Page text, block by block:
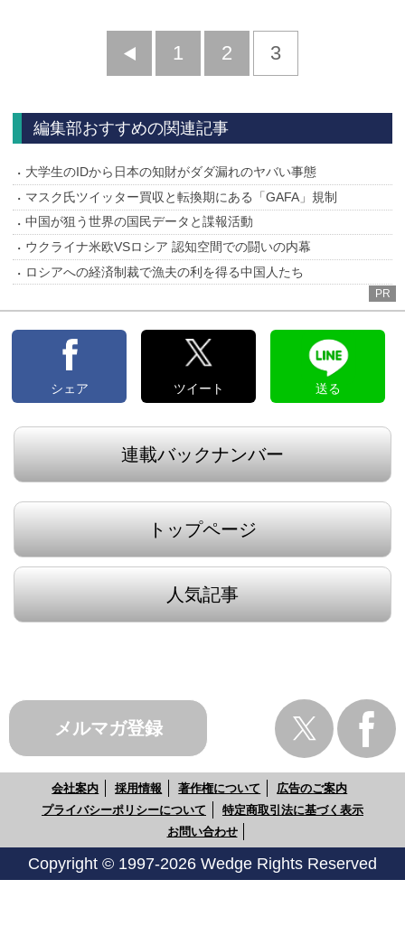
前
1 2 3
編集部おすすめの関連記事
大学生のIDから日本の知財がダダ漏れのヤバい事態
マスク氏ツイッター買収と転換期にある「GAFA」規制
中国が狙う世界の国民データと諜報活動
ウクライナ米欧VSロシア 認知空間での闘いの内幕
ロシアへの経済制裁で漁夫の利を得る中国人たち
PR
シェア ツイート 送る
連載バックナンバー
トップページ
人気記事
メルマガ登録
会社案内 採用情報 著作権について
広告のご案内
プライバシーポリシーについて
特定商取引法に基づく表示
お問い合わせ
Copyright © 1997-2026 Wedge Rights Reserved